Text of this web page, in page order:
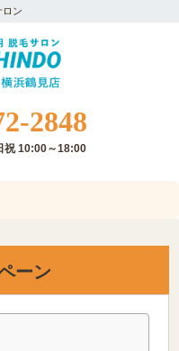
ロン
2848
10:00～18:00
ーン